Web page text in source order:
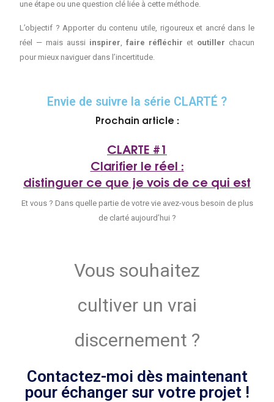
une étape ou une question clé liée à cette méthode.
L’objectif ? Apporter du contenu utile, rigoureux et ancré dans le
réel — mais aussi inspirer faire réfléchir et outiller chacun
pour mieux naviguer dans l’incertitude.
Envie de suivre la série CLARTÉ ?
Prochain article :
CLARTE #1
Clarifier le réel :
distinguer ce que je vois de ce qui est
Et vous ? Dans quelle partie de votre vie avez-vous besoin de plus
de clarté aujourd’hui ?
Vous souhaitez
cultiver un vrai
discernement ?
Contactez-moi dès maintenant
pour échanger sur votre projet !